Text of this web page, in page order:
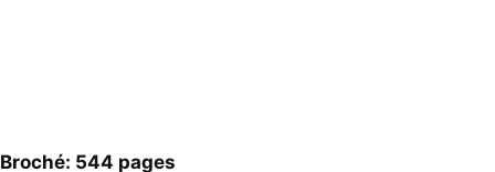
Broché: 544 pages